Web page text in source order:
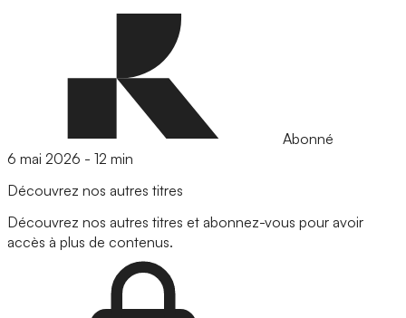
Abonné
6 mai 2026 - 12 min
Découvrez nos autres titres
Découvrez nos autres titres et abonnez-vous pour avoir
accès à plus de contenus.